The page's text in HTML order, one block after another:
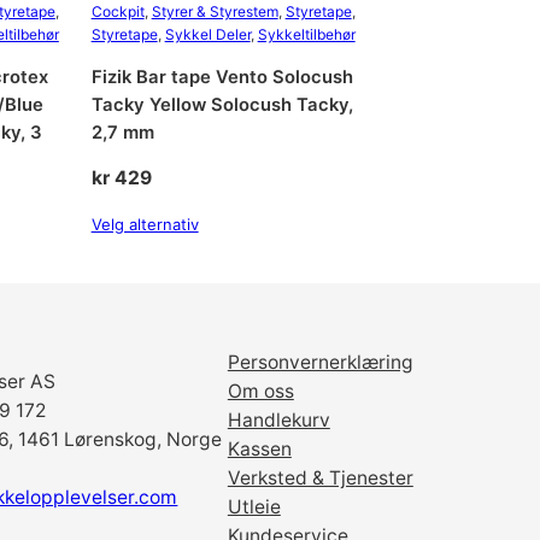
a
g
e
l
o
s
T
3
Cockpit, Styrer & Styrestem, Styretape
Styretape, Sykkel Deler, Sykkeltilbehør
Fizik Bar tape Vento Solocush
Tacky Yellow Solocush Tacky,
2,7 mm
kr429
Velg alternativ
AS
172
1461 Lørenskog, Norge
Personvernerklæring
Om oss
Handlekurv
Kassen
Verksted & Tjenester
Utleie